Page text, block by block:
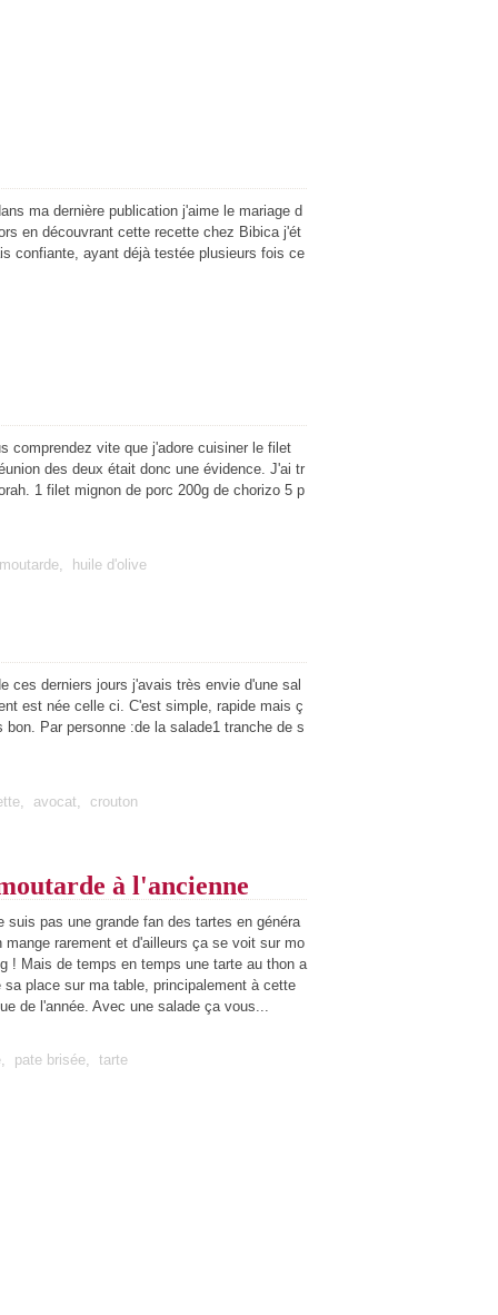
ma dernière publication j'aime le mariage d
en découvrant cette recette chez Bibica j'ét
confiante, ayant déjà testée plusieurs fois ce
comprendez vite que j'adore cuisiner le filet
des deux était donc une évidence. J'ai tr
1 filet mignon de porc 200g de chorizo 5 p
moutarde, huile d'olive
ces derniers jours j'avais très envie d'une sal
est née celle ci. C'est simple, rapide mais ç
Par personne :de la salade1 tranche de s
, avocat, crouton
à l'ancienne
suis pas une grande fan des tartes en généra
mange rarement et d'ailleurs ça se voit sur mo
! Mais de temps en temps une tarte au thon a
sa place sur ma table, principalement à cette
de l'année. Avec une salade ça vous...
, pate brisée, tarte